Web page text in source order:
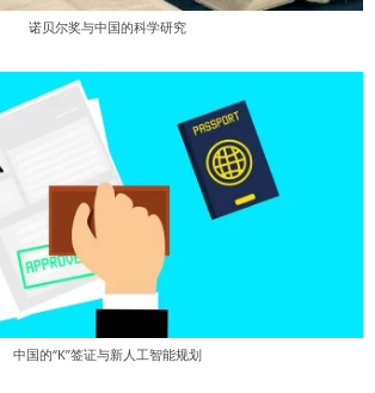
诺贝尔奖与中国的科学研究
中国的“K”签证与新人工智能规划